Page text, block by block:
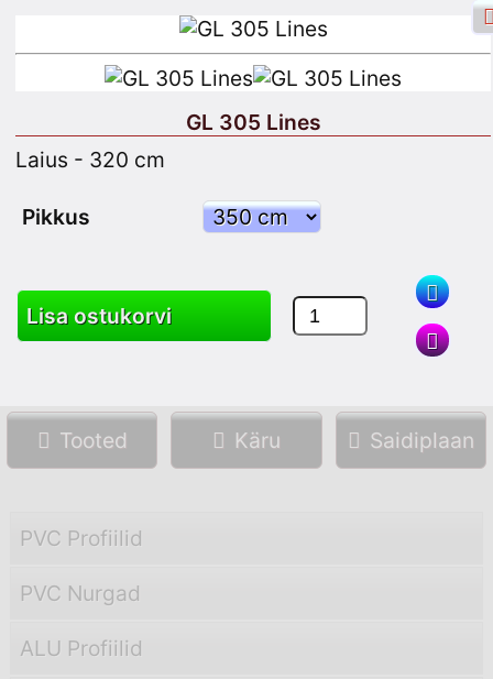
Facebooki sisselogimine
Registreeru
Otsing
Tooted Käru Saidiplaan
PVC Profiilid
PVC Nurgad
ALU Profiilid
GL 305 Lines
Laius - 320 cm
Pikkus
Lisa ostukorvi